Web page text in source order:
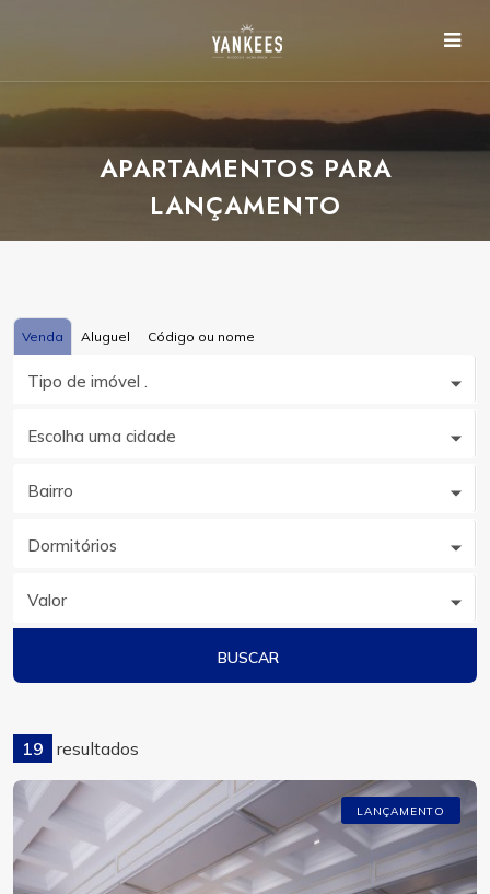
APARTAMENTOS PARA
LANÇAMENTO
Venda Aluguel Código ou nome
Tipo de imóvel .
Escolha uma cidade
Bairro
Dormitórios
Valor
BUSCAR
19 resultados
LANÇAMENTO